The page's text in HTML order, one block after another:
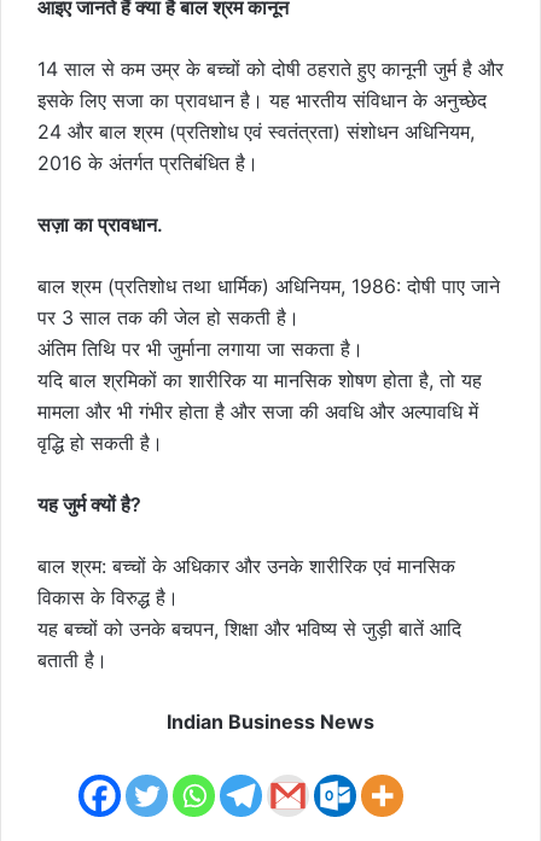
आइए जानते हैं क्या है बाल श्रम कानून
14 साल से कम उम्र के बच्चों को दोषी ठहराते हुए कानूनी जुर्म है और
इसके लिए सजा का प्रावधान है। यह भारतीय संविधान के अनुच्छेद
24 और बाल श्रम (प्रतिशोध एवं स्वतंत्रता) संशोधन अधिनियम,
2016 के अंतर्गत प्रतिबंधित है।
सज़ा का प्रावधान.
बाल श्रम (प्रतिशोध तथा धार्मिक) अधिनियम, 1986: दोषी पाए जाने
पर 3 साल तक की जेल हो सकती है।
अंतिम तिथि पर भी जुर्माना लगाया जा सकता है।
यदि बाल श्रमिकों का शारीरिक या मानसिक शोषण होता है, तो यह
मामला और भी गंभीर होता है और सजा की अवधि और अल्पावधि में
वृद्धि हो सकती है।
यह जुर्म क्यों है?
बाल श्रम: बच्चों के अधिकार और उनके शारीरिक एवं मानसिक
विकास के विरुद्ध है।
यह बच्चों को उनके बचपन, शिक्षा और भविष्य से जुड़ी बातें आदि
बताती है।
Indian Business News